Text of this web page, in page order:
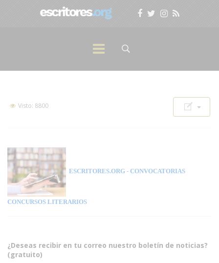
Visto: 8800
ESCRITORES.ORG - CONVOCATORIAS
CONCURSOS LITERARIOS
¿Deseas recibir en tu correo nuestro boletín de noticias?
(gratuito)